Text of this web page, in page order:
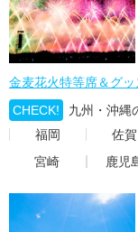
金麦花火特等席＆グ
CHECK!
九州・沖縄
福岡
佐賀
宮崎
鹿児